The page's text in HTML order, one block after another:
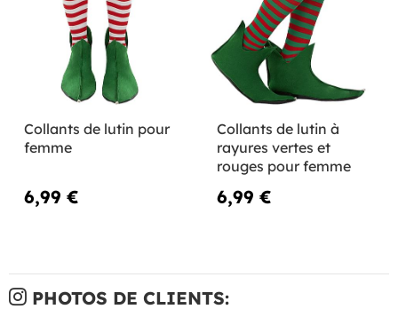
Collants de lutin pour
femme
6,99 €
Collants de lutin à
rayures vertes et
rouges pour femme
6,99 €
PHOTOS DE CLIENTS: